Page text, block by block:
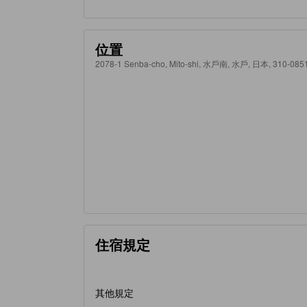
位置
2078-1 Senba-cho, Mito-shi, 水戶南, 水戶, 日本, 310-
住宿規定
其他規定